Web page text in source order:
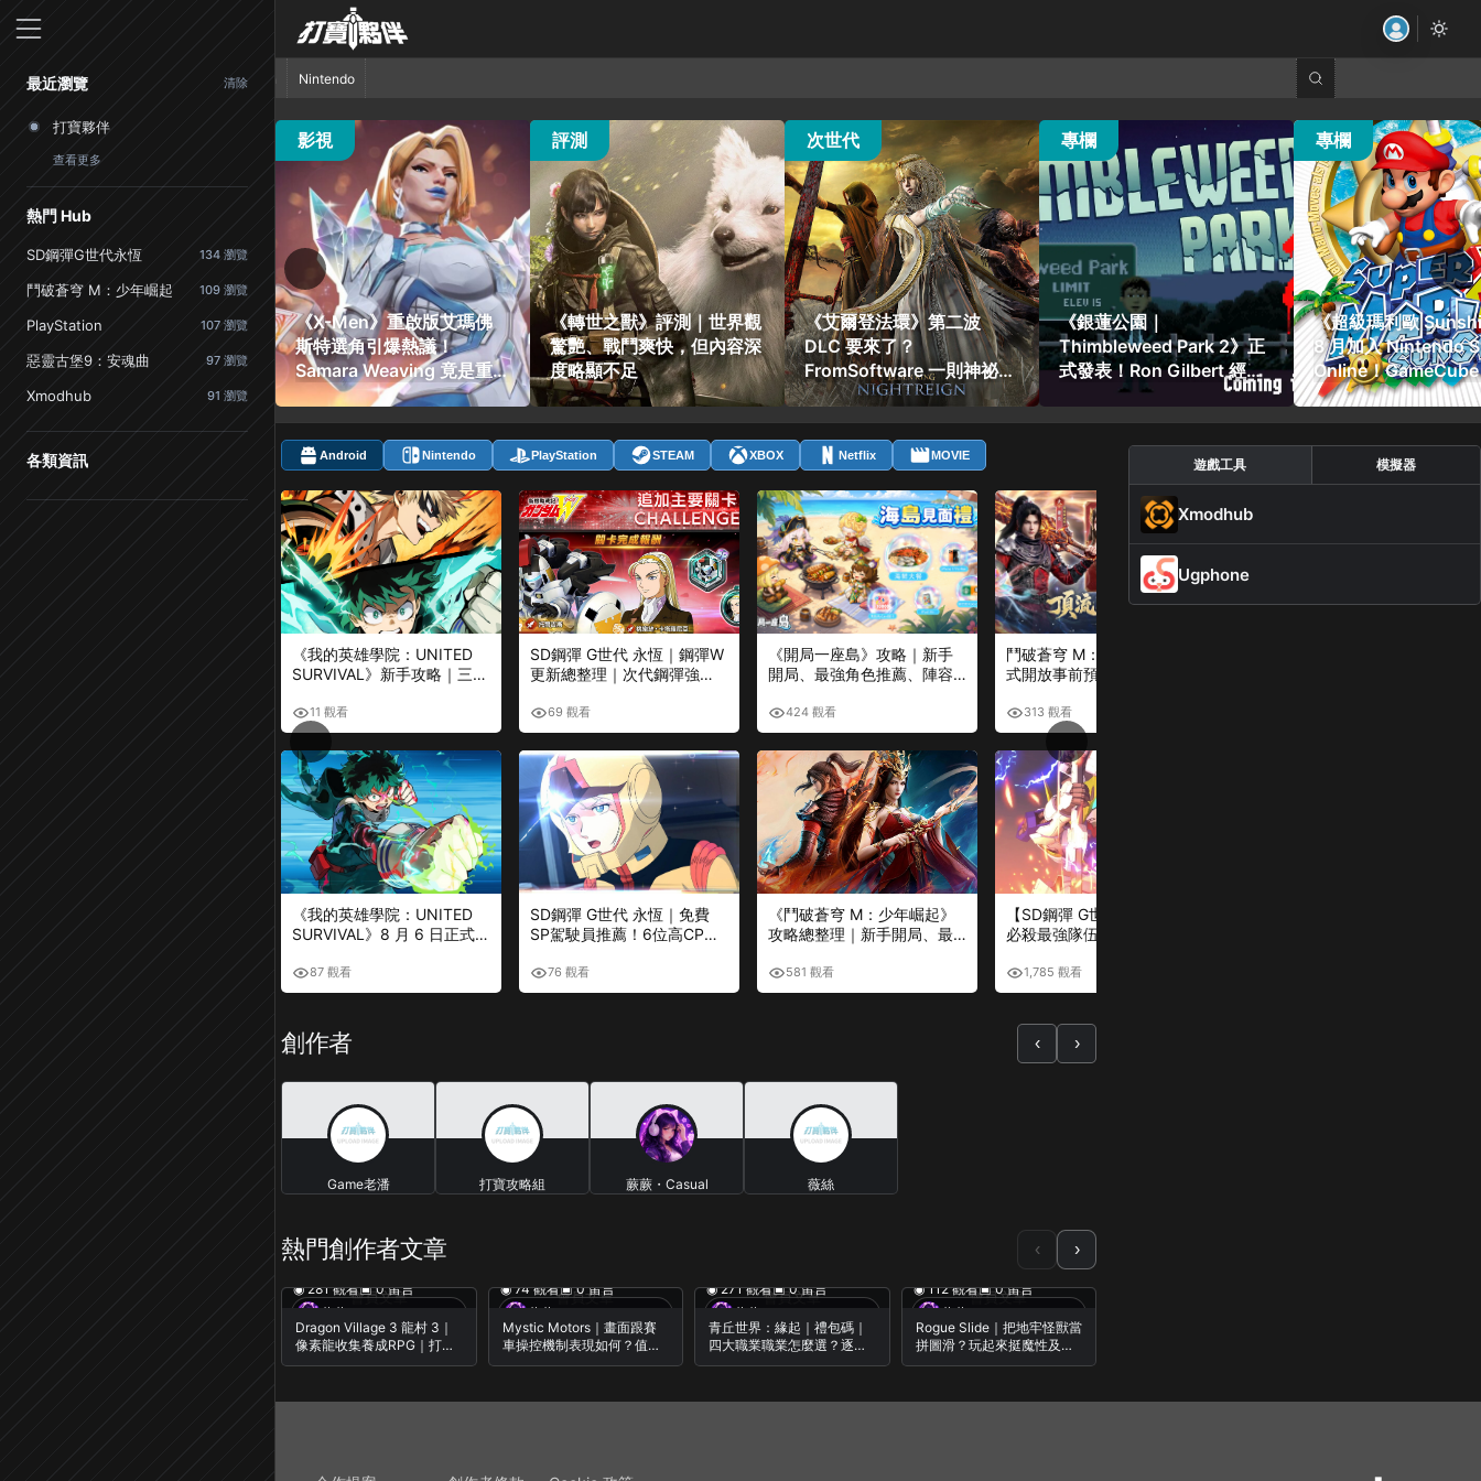
最近瀏覽 清除
打寶夥伴
查看更多
熱門 Hub
SD鋼彈G世代永恆 134 瀏覽
鬥破蒼穹 M：少年崛起 109 瀏覽
PlayStation 107 瀏覽
惡靈古堡9：安魂曲 97 瀏覽
Xmodhub 91 瀏覽
各類資訊
影視
《X-Men》重啟版艾瑪佛
斯特選角引爆熱議！
Samara Weaving 竟是重
度電玩玩家
30 觀看 評測
《轉世之獸》評測｜世界觀
驚艷、戰鬥爽快，但內容深
度略顯不足
100 觀看 次世代
《艾爾登法環》第二波
DLC 要來了？
FromSoftware 一則神祕貼
文引爆玩家瘋狂猜測
51 觀看 專欄
《銀蓮公園｜
Thimbleweed Park 2》正
式發表！Ron Gilbert 經典
懸疑冒險遊戲續作預計
2028 年推出
30 觀看 專欄
《超級瑪利歐
8 月加入 Nintendo
Online！GameCube
正式回歸
37 觀看
Android Nintendo PlayStation STEAM XBOX Netflix MOVIE
《我的英雄學院：UNITED
SURVIVAL》新手攻略｜三人
培養完整解析
11 觀看
《我的英雄學院：UNITED
SURVIVAL》8 月 6 日正式上
約獎勵完整整理
87 觀看
SD鋼彈 G世代 永恆｜鋼彈W
更新總整理｜次代鋼彈強
絲)、平衡調整完整解析
69 觀看
SD鋼彈 G世代 永恆｜免費
SP駕駛員推薦！6位高CP值
76 觀看
《開局一座島》攻略｜新手
開局、最強角色推薦、陣容
完整解析
424 觀看
《鬥破蒼穹 M：少年崛起》
攻略總整理｜新手開局、最
完整教學（2026最新版）
581 觀看
鬥破蒼穹 M：少年崛起｜正
式開放事前預約！3030 抽免
言 313 觀看
【SD鋼彈 G世代 永恆】一擊
必殺最強隊伍公開！SP化與
1,785 觀看
創作者 ‹ ›
Game老潘 打寶攻略組
蕨蕨・Casual
薇絲
熱門創作者文章 ‹ ›
會員文章
◉ 281 觀看▣ 0 留言
Dragon Village 3 龍村 3｜
像素龍收集養成RPG｜打造
專屬於你的龍之村莊｜實機
會員文章
◉ 74 觀看▣ 0 留言
Mystic Motors｜畫面跟賽
車操控機制表現如何？值得
下載嗎？｜實機遊玩｜初見
會員文章
◉ 271 觀看▣ 0 留言
青丘世界：緣起｜禮包碼｜
四大職業職業怎麼選？逐月
龍槍 劍仙 靈狐｜實機遊玩｜
會員文章
◉ 112 觀看▣ 0 留言
Rogue Slide｜把地牢怪獸當
拼圖滑？玩起來挺魔性及療
癒｜實機遊玩｜初見試玩｜
遊戲工具 模擬器
Xmodhub
Ugphone
PlayStation Nintendo